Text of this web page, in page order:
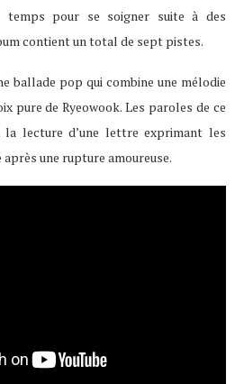
pour se soigner suite à des
contient un total de sept pistes.
ballade pop qui combine une mélodie
pure de Ryeowook. Les paroles de ce
lecture d’une lettre exprimant les
une rupture amoureuse.